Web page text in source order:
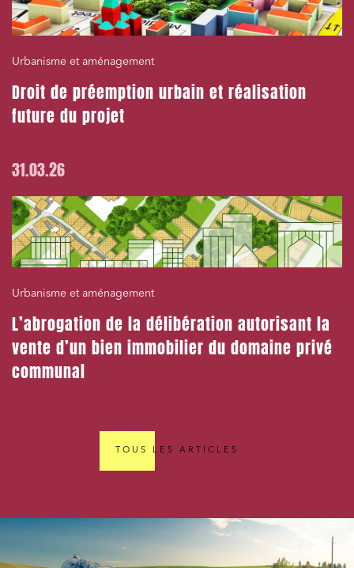
Urbanisme et aménagement
Droit de préemption urbain et réalisation
future du projet
31.03.26
Urbanisme et aménagement
L’abrogation de la délibération autorisant la
vente d’un bien immobilier du domaine privé
communal
TOUS LES ARTICLES